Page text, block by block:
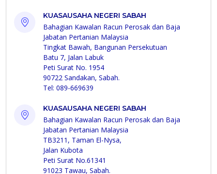
KUASAUSAHA NEGERI SABAH
Bahagian Kawalan Racun Perosak dan Baja
Jabatan Pertanian Malaysia
Tingkat Bawah, Bangunan Persekutuan
Batu 7, Jalan Labuk
Peti Surat No. 1954
90722 Sandakan, Sabah.
Tel: 089-669639
KUASAUSAHA NEGERI SABAH
Bahagian Kawalan Racun Perosak dan Baja
Jabatan Pertanian Malaysia
TB3211, Taman El-Nysa,
Jalan Kubota
Peti Surat No.61341
91023 Tawau, Sabah.